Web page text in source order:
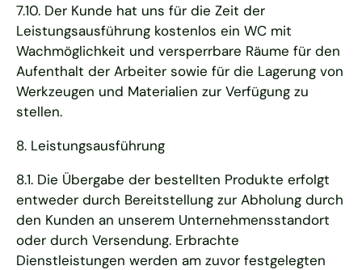
7.10. Der Kunde hat uns für die Zeit der
Leistungsausführung kostenlos ein WC mit
Wachmöglichkeit und versperrbare Räume für den
Aufenthalt der Arbeiter sowie für die Lagerung von
Werkzeugen und Materialien zur Verfügung zu
stellen.
8. Leistungsausführung
8.1. Die Übergabe der bestellten Produkte erfolgt
entweder durch Bereitstellung zur Abholung durch
den Kunden an unserem Unternehmensstandort
oder durch Versendung. Erbrachte
Dienstleistungen werden am zuvor festgelegten